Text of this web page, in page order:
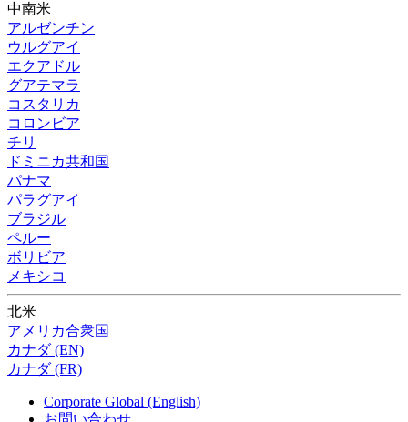
中南米
アルゼンチン
ウルグアイ
エクアドル
グアテマラ
コスタリカ
コロンビア
チリ
ドミニカ共和国
パナマ
パラグアイ
ブラジル
ペルー
ボリビア
メキシコ
北米
アメリカ合衆国
カナダ (EN)
カナダ (FR)
Corporate Global (English)